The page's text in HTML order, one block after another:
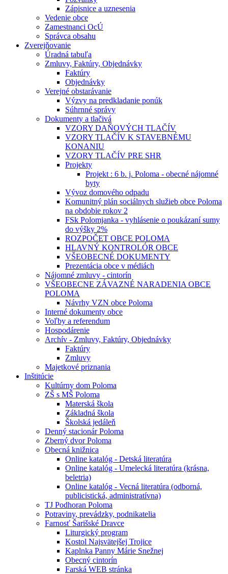
Zápisnice a uznesenia
Vedenie obce
Zamestnanci OcÚ
Správca obsahu
Zverejňovanie
Úradná tabuľa
Zmluvy, Faktúry, Objednávky
Faktúry
Objednávky
Verejné obstarávanie
Výzvy na predkladanie ponúk
Súhrnné správy
Dokumenty a tlačivá
VZORY DAŇOVÝCH TLAČÍV
VZORY TLAČÍV K STAVEBNÉMU
KONANIU
VZORY TLAČÍV PRE SHR
Projekty
Projekt : 6 b. j. Poloma - obecné nájomné
byty
Vývoz domového odpadu
Komunitný plán sociálnych služieb obce Poloma
na obdobie rokov 2
FSk Polomjanka - vyhlásenie o poukázaní sumy
do výšky 2%
ROZPOČET OBCE POLOMA
HLAVNÝ KONTROLÓR OBCE
VŠEOBECNÉ DOKUMENTY
Prezentácia obce v médiách
Nájomné zmluvy - cintorín
VŠEOBECNE ZÁVAZNÉ NARADENIA OBCE
POLOMA
Návrhy VZN obce Poloma
Interné dokumenty obce
Voľby a referendum
Hospodárenie
Archív - Zmluvy, Faktúry, Objednávky
Faktúry
Zmluvy
Majetkové priznania
Inštitúcie
Kultúrny dom Poloma
ZŠ s MŠ Poloma
Materská škola
Základná škola
Školská jedáleň
Denný stacionár Poloma
Zberný dvor Poloma
Obecná knižnica
Online katalóg - Detská literatúra
Online katalóg - Umelecká literatúra (krásna,
beletria)
Online katalóg - Vecná literatúra (odborná,
publicistická, administratívna)
TJ Podhoran Poloma
Potraviny, prevádzky, podnikatelia
Farnosť Šarišské Dravce
Liturgický program
Kostol Najsvätejšej Trojice
Kaplnka Panny Márie Snežnej
Obecný cintorín
Farská WEB stránka